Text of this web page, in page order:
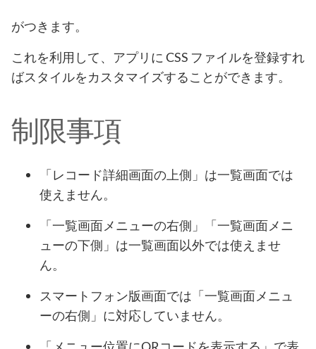
がつきます。
これを利用して、アプリに CSS ファイルを登録すれ
ばスタイルをカスタマイズすることができます。
制限事項
「レコード詳細画面の上側」は一覧画面では
使えません。
「一覧画面メニューの右側」「一覧画面メニ
ューの下側」は一覧画面以外では使えませ
ん。
スマートフォン版画面では「一覧画面メニュ
ーの右側」に対応していません。